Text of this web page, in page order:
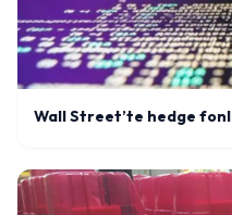
Wall Street’te hedge